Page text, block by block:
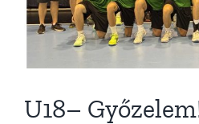
U18–